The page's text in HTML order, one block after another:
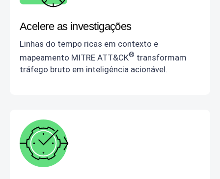
Acelere as investigações
Linhas do tempo ricas em contexto e
mapeamento MITRE ATT&CK® transformam
tráfego bruto em inteligência acionável.